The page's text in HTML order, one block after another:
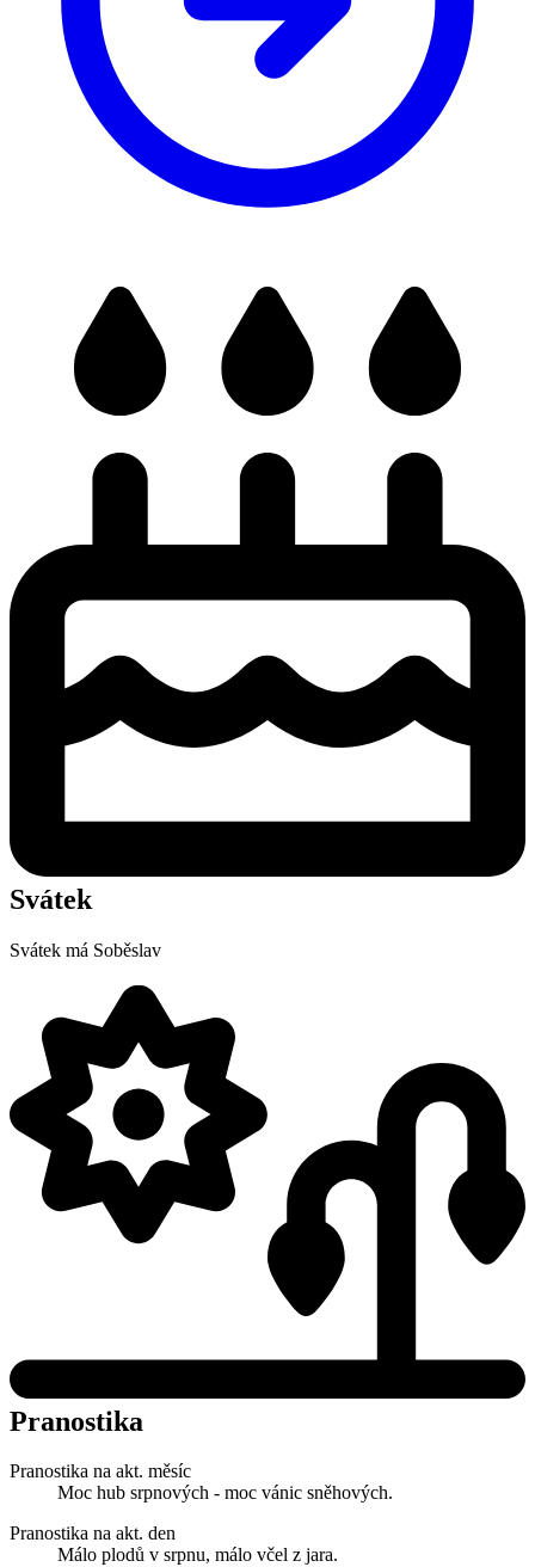
Svátek
Svátek má Soběslav
Pranostika
Pranostika na akt. měsíc
Moc hub srpnových - moc vánic sněhových.
Pranostika na akt. den
Málo plodů v srpnu, málo včel z jara.